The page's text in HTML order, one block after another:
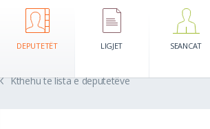
DEPUTETËT LIGJET SEANCAT
Kthehu te lista e deputetëve